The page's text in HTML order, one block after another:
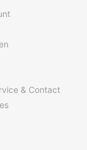
& Contact